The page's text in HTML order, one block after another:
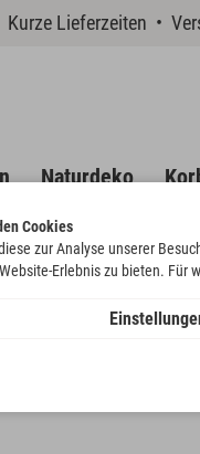
Kurze Lieferzeiten •
Naturdeko
Cookies
zur Analyse unserer
Erlebnis zu bieten. Für